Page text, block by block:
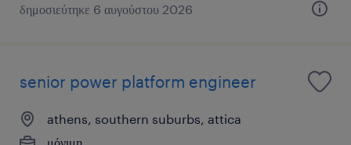
δημοσιεύτηκε 6 αυγούστου 2026
senior power platform engineer
athens, southern suburbs, attica